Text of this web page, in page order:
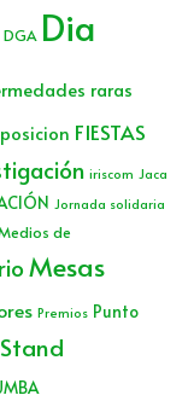
DGA Dia
raras
FIESTAS
iriscom Jaca
Jornada solidaria
de
Mesas
Premios Punto
Stand